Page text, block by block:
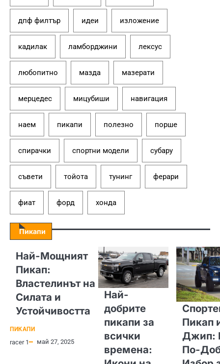
дпф филтър идеи изложение
кадилак ламборджини лексус
любопитно мазда мазерати
мерцедес мицубиши навигация
наем пикапи полезно порше
спирачки спортни модели субару
съвети тойота тунинг ферари
фиат форд хонда
Пикапи
Най-Мощният
Пикап:
Властелинът на
Силата и
Устойчивостта
ПИКАПИ
racer 1 май 27, 2025
Най-
добрите
пикапи за
всички
времена:
Пикап
Джип:
По-